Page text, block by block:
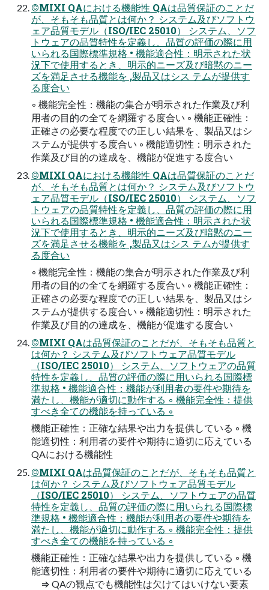
©MIXI QAにおける機能性 QAは品質保証のことだ
が、そもそも品質とは何か？ システム及びソフトウ
ェア品質モデル（ISO/IEC 25010） システム、ソフ
トウェアの品質特性を定義し、品質の評価の際に用
いられる国際標準規格 • 機能適合性：明示された状
況下で使用するとき、明示的ニーズ及び暗黙のニー
ズを満足させる機能を ,製品又はシス テムが提供す
る度合い
◦ 機能完全性：機能の集合が明示された作業及び利
用者の目的の全てを網羅する度合い ◦ 機能正確性：
正確さの必要な程度での正しい結果を、製品又はシ
ステムが提供する度合い ◦ 機能適切性：明示された
作業及び目的の達成を、機能が促進する度合い
©MIXI QAにおける機能性 QAは品質保証のことだ
が、そもそも品質とは何か？ システム及びソフトウ
ェア品質モデル（ISO/IEC 25010） システム、ソフ
トウェアの品質特性を定義し、品質の評価の際に用
いられる国際標準規格 • 機能適合性：明示された状
況下で使用するとき、明示的ニーズ及び暗黙のニー
ズを満足させる機能を ,製品又はシス テムが提供す
る度合い
◦ 機能完全性：機能の集合が明示された作業及び利
用者の目的の全てを網羅する度合い ◦ 機能正確性：
正確さの必要な程度での正しい結果を、製品又はシ
ステムが提供する度合い ◦ 機能適切性：明示された
作業及び目的の達成を、機能が促進する度合い
©MIXI QAは品質保証のことだが、そもそも品質と
は何か？ システム及びソフトウェア品質モデル
（ISO/IEC 25010） システム、ソフトウェアの品質
特性を定義し、品質の評価の際に用いられる国際標
準規格 • 機能適合性：機能が利用者の要件や期待を
満たし、機能が適切に動作する ◦ 機能完全性：提供
すべき全ての機能を持っている ◦
機能正確性：正確な結果や出力を提供している ◦ 機
能適切性：利用者の要件や期待に適切に応えている
QAにおける機能性
©MIXI QAは品質保証のことだが、そもそも品質と
は何か？ システム及びソフトウェア品質モデル
（ISO/IEC 25010） システム、ソフトウェアの品質
特性を定義し、品質の評価の際に用いられる国際標
準規格 • 機能適合性：機能が利用者の要件や期待を
満たし、機能が適切に動作する ◦ 機能完全性：提供
すべき全ての機能を持っている ◦
機能正確性：正確な結果や出力を提供している ◦ 機
能適切性：利用者の要件や期待に適切に応えている
⇒ QAの観点でも機能性は欠けてはいけない要素